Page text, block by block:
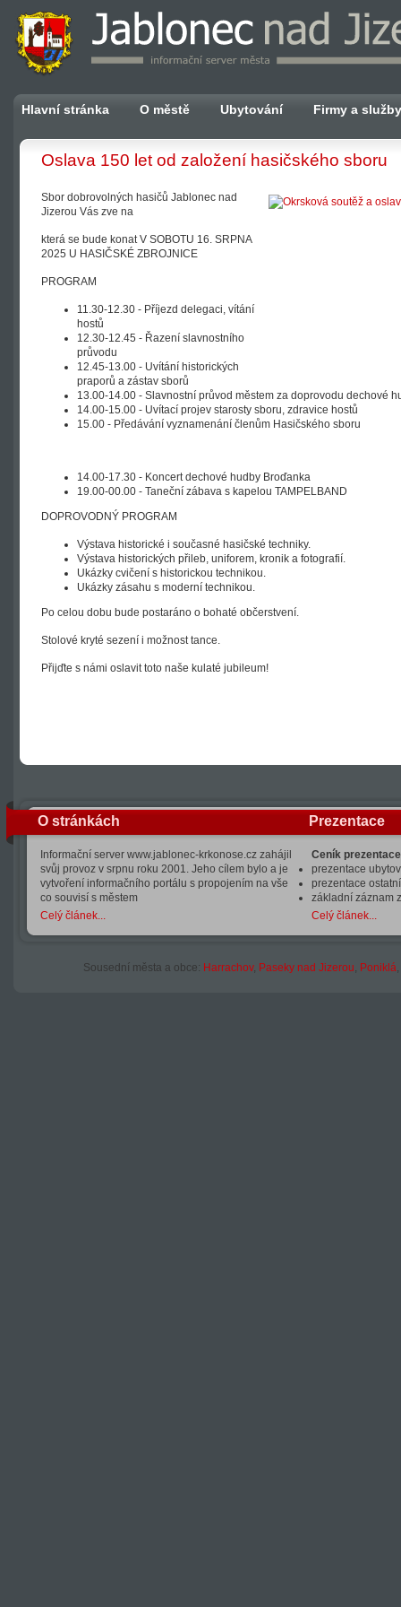
Hlavní stránka O městě Ubytování Firmy a služby
Oslava 150 let od založení hasičského sboru
Sbor dobrovolných hasičů Jablonec nad
Jizerou Vás zve na
která se bude konat V SOBOTU 16. SRPNA
2025 U HASIČSKÉ ZBROJNICE
PROGRAM
11.30-12.30 - Příjezd delegaci, vítání
hostů
12.30-12.45 - Řazení slavnostního
průvodu
12.45-13.00 - Uvítání historických
praporů a zástav sborů
13.00-14.00 - Slavnostní průvod městem za doprovodu dechové
14.00-15.00 - Uvítací projev starosty sboru, zdravice hostů
15.00 - Předávání vyznamenání členům Hasičského sboru
14.00-17.30 - Koncert dechové hudby Broďanka
19.00-00.00 - Taneční zábava s kapelou TAMPELBAND
DOPROVODNÝ PROGRAM
Výstava historické i současné hasičské techniky.
Výstava historických přileb, uniforem, kronik a fotografií.
Ukázky cvičení s historickou technikou.
Ukázky zásahu s moderní technikou.
Po celou dobu bude postaráno o bohaté občerstvení.
Stolové kryté sezení i možnost tance.
Přijďte s námi oslavit toto naše kulaté jubileum!
O stránkách
Informační server www.jablonec-krkonose.cz zahájil
svůj provoz v srpnu roku 2001. Jeho cílem bylo a je
vytvoření informačního portálu s propojením na vše
co souvisí s městem
Celý článek...
Prezentace
Ceník
prezentace
prezentace
základní záznam
Celý článek...
Sousední města a obce: Harrachov, Paseky nad Jizerou, Poniklá,